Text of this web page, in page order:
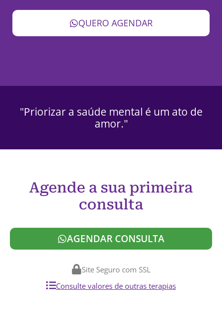
QUERO AGENDAR
"Priorizar a saúde mental é um ato de
amor."
Agende a sua primeira
consulta
AGENDAR CONSULTA
Site Seguro com SSL
Consulte valores de outras terapias